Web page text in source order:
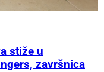
stiže u
završnica